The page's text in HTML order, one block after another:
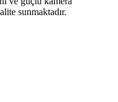
sunmaktadır.